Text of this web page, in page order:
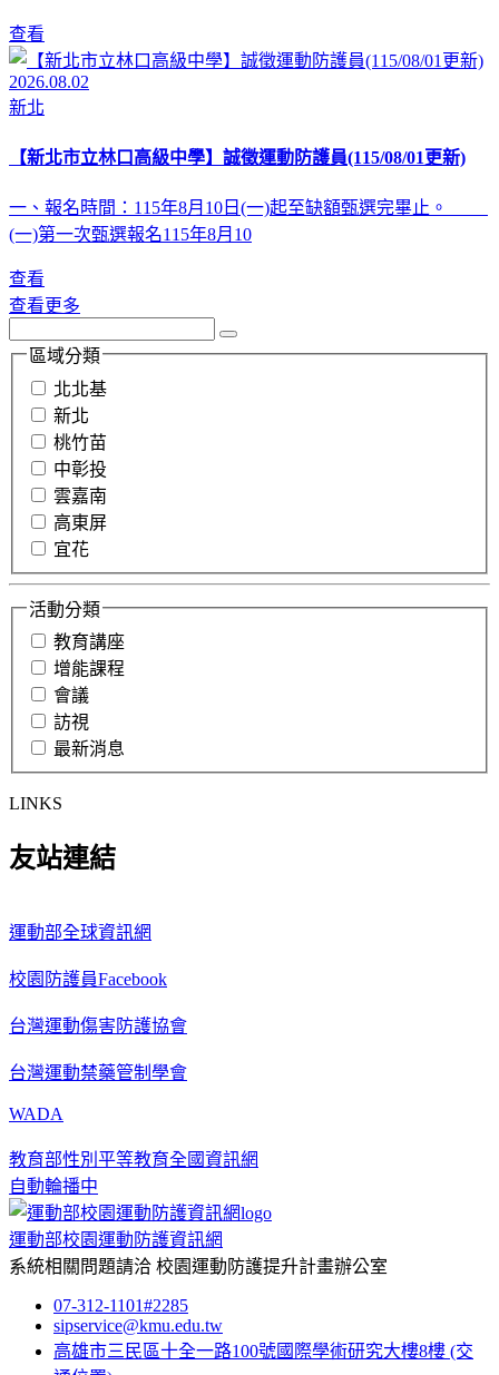
查看
2026.08.02
新北
【新北市立林口高級中學】誠徵運動防護員(115/08/01更新)
一、報名時間：115年8月10日(一)起至缺額甄選完畢止。
(一)第一次甄選報名115年8月10
查看
查看更多
區域分類
北北基
新北
桃竹苗
中彰投
雲嘉南
高東屏
宜花
活動分類
教育講座
增能課程
會議
訪視
最新消息
LINKS
友站連結
運動部全球資訊網
校園防護員Facebook
台灣運動傷害防護協會
台灣運動禁藥管制學會
WADA
教育部性別平等教育全國資訊網
自動輪播中
運動部校園運動防護資訊網
系統相關問題請洽 校園運動防護提升計畫辦公室
07-312-1101#2285
sipservice@kmu.edu.tw
高雄市三民區十全一路100號國際學術研究大樓8樓 (交